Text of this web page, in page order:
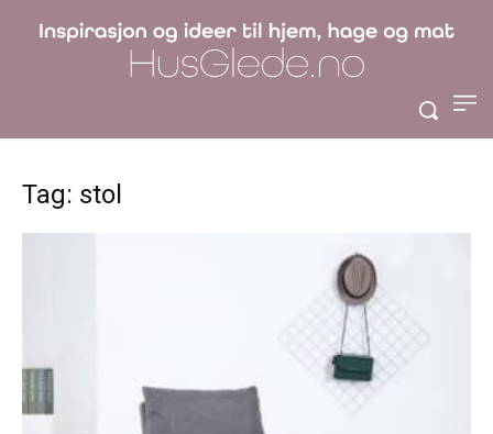
Tag: stol